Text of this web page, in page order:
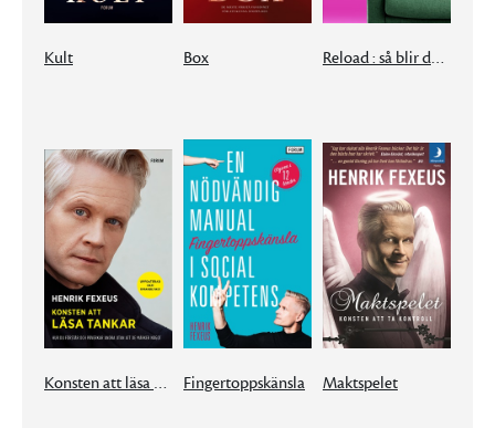
Kult Box Reload : så blir du återhämtningssmart
Konsten att läsa tankar : hur du förstår och påverkar andra utan att de märker något Fingertoppskänsla Maktspelet